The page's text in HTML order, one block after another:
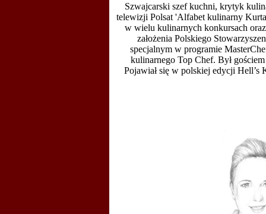
Szwajcarski szef kuchni, krytyk
telewizji Polsat 'Alfabet kulinarny
w wielu kulinarnych konkursach
założenia Polskiego
specjalnym w programie
kulinarnego Top Chef. Był
Pojawiał się w polskiej edycji Hell’s